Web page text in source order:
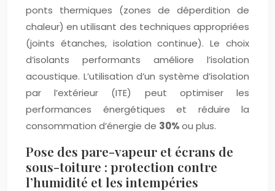
ponts thermiques (zones de déperdition de
chaleur) en utilisant des techniques appropriées
(joints étanches, isolation continue). Le choix
d’isolants performants améliore l’isolation
acoustique. L’utilisation d’un système d’isolation
par l’extérieur (ITE) peut optimiser les
performances énergétiques et réduire la
consommation d’énergie de 30%ou plus.
Pose des pare-vapeur et écrans de
sous-toiture : protection contre
l’humidité et les intempéries